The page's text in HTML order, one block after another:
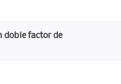
doble factor de